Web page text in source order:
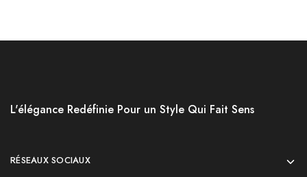
L'élégance Redéfinie Pour un Style Qui Fait Sens
RÉSEAUX SOCIAUX